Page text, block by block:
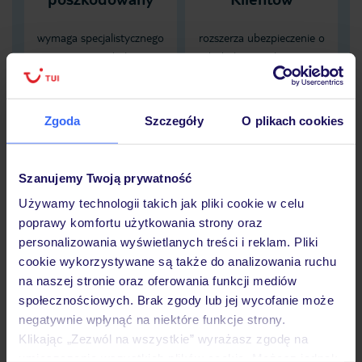
Zgoda Szczegóły O plikach cookies
Szanujemy Twoją prywatność
Używamy technologii takich jak pliki cookie w celu
poprawy komfortu użytkowania strony oraz
personalizowania wyświetlanych treści i reklam. Pliki
cookie wykorzystywane są także do analizowania ruchu
na naszej stronie oraz oferowania funkcji mediów
społecznościowych. Brak zgody lub jej wycofanie może
negatywnie wpłynąć na niektóre funkcje strony.
Klikając „Zezwól na wszystkie” wyrażasz zgodę na
wymaga specjalistycznego
transportu do kraju
zamieszkania, karta EKUZ
nie zapewnia pokrycia tych
rozszerza ubezpieczenie o
dodatkową ochronę po
spożyciu alkoholu
obejmującą NNW
zaistniałych pod wpływem
Sprawdź szczegóły
wariantów ochrony »
Dlaczego warto wybrać TUI?